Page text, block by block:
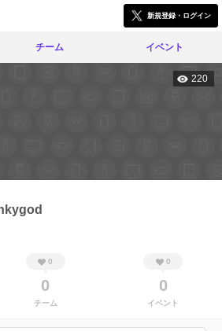
新規登録・ログイン
チーム イベント
220
0
0
チーム
0
0
イベント